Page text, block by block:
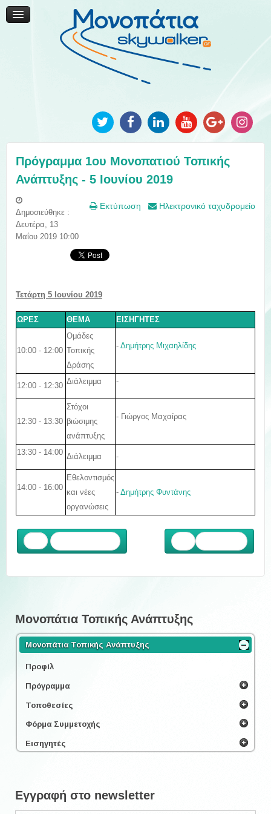
Μονοπάτια Καινοτομίας
Μονοπάτια Τοπικής Ανάπτυξης
Ανακοινώσεις
Φωτογραφίες
Πρόγραμμα 1ου Μονοπατιού Τοπικής
Ανάπτυξης - 5 Ιουνίου 2019
Εκτύπωση Ηλεκτρονικό ταχυδρομείο
Δημοσιεύθηκε :
Δευτέρα, 13
Μαΐου 2019 10:00
Τετάρτη 5 Ιουνίου 2019
ΩΡΕΣ ΘΕΜΑ ΕΙΣΗΓΗΤΕΣ
10:00 - 12:00
Ομάδες
Τοπικής
Δράσης
- Δημήτρης Μιχαηλίδης
12:00 - 12:30 Διάλειμμα -
12:30 - 13:30
Στόχοι
βιώσιμης
ανάπτυξης
- Γιώργος Μαχαίρας
13:30 - 14:00 Διάλειμμα -
14:00 - 16:00
Εθελοντισμός
και νέες
οργανώσεις
- Δημήτρης Φυντάνης
Μονοπάτια Τοπικής Ανάπτυξης
Μονοπάτια Τοπικής Ανάπτυξης
Προφίλ
Πρόγραμμα
Τοποθεσίες
Φόρμα Συμμετοχής
Εισηγητές
Εγγραφή στο newsletter